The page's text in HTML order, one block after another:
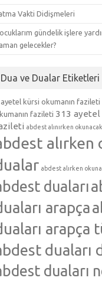
Vakti Didişmeleri
gündelik işlere
gelecekler?
Dua ve Dualar Etiketleri
ayetel kürsi okumanın fazileti
fazileti 313 ayetel
abdest alınırken
alırken
abdest alırken
duaları
arapça
arapça
duaları
duaları